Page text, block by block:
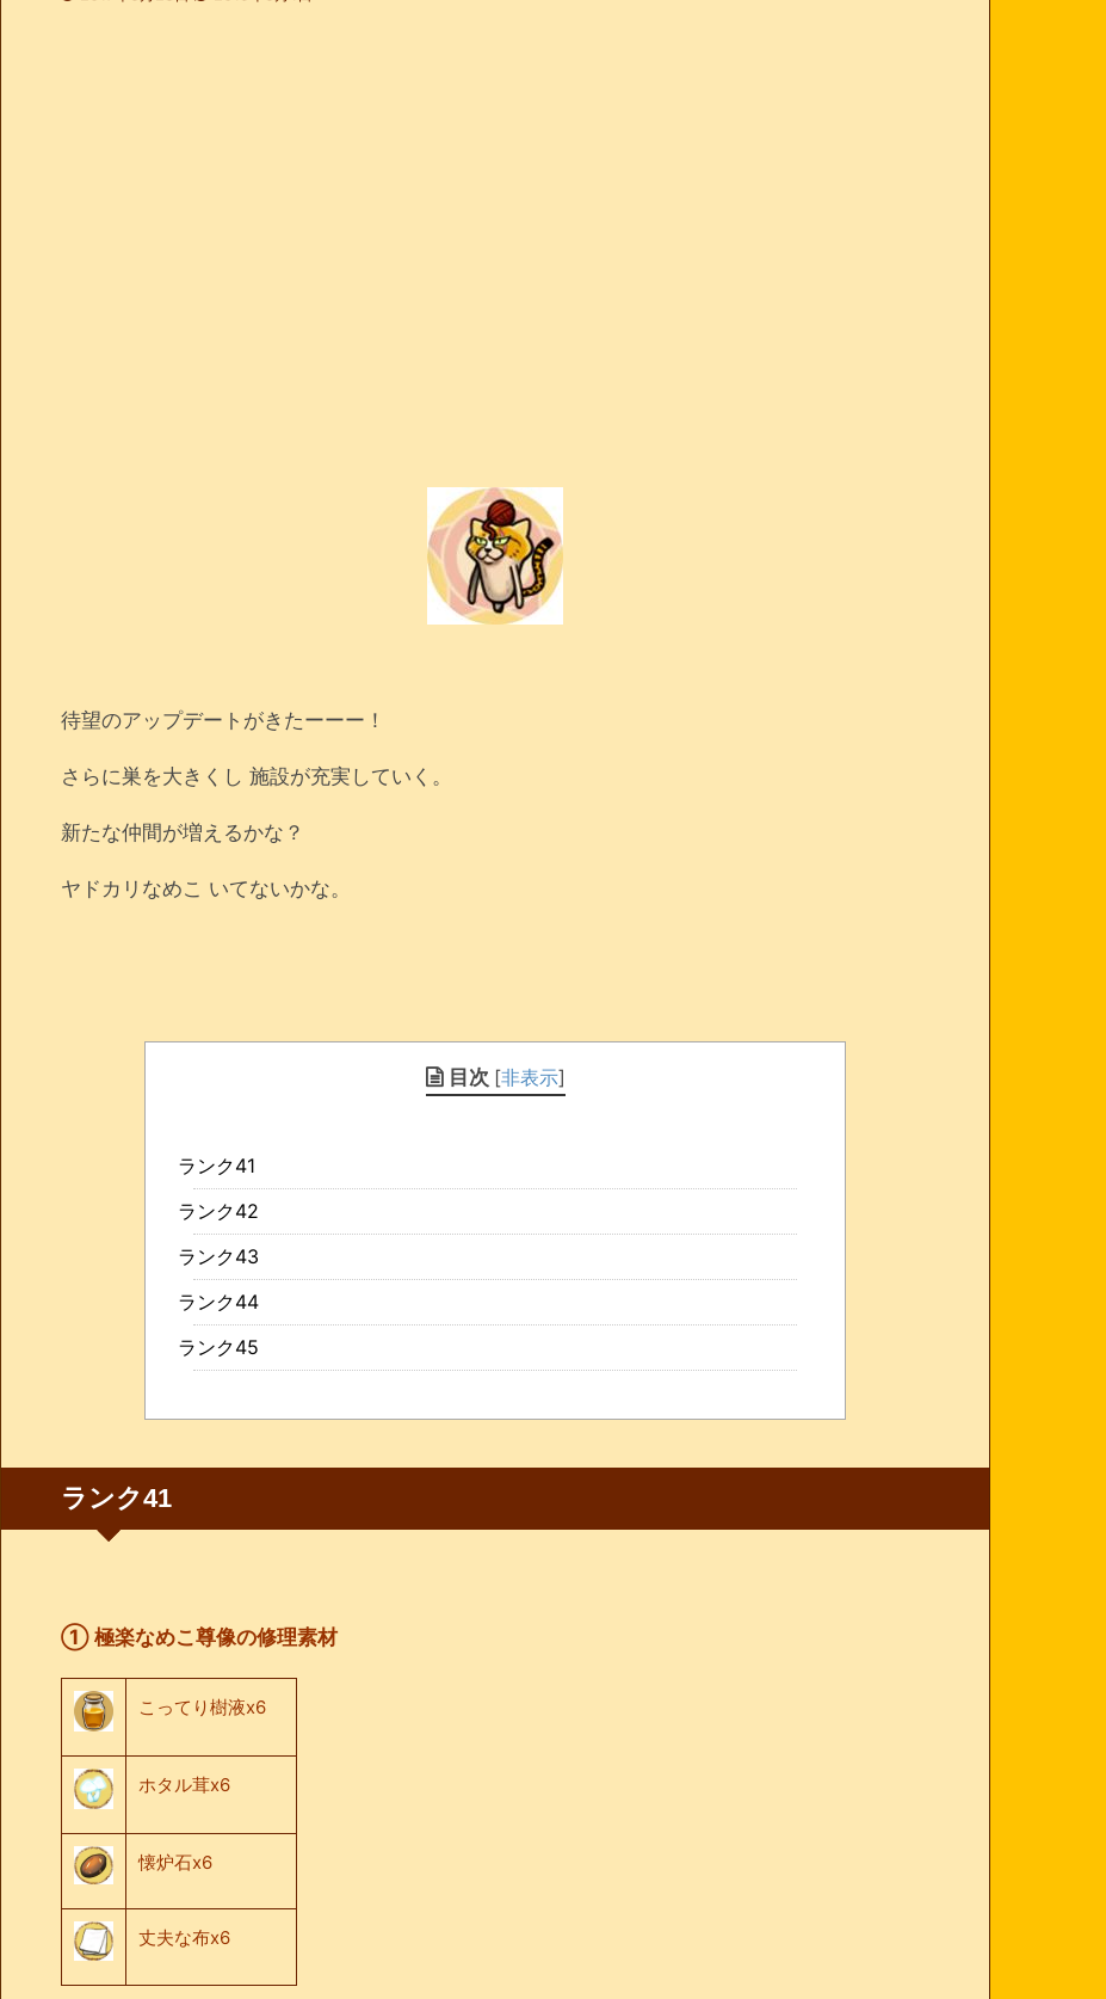
待望のアップデートがきたーーー！
さらに巣を大きくし 施設が充実していく。
新たな仲間が増えるかな？
ヤドカリなめこ いてないかな。
目次 [非表示]
ランク41
ランク42
ランク43
ランク44
ランク45
ランク41
① 極楽なめこ尊像の修理素材
こってり樹液x6
ホタル茸x6
懐炉石x6
丈夫な布x6